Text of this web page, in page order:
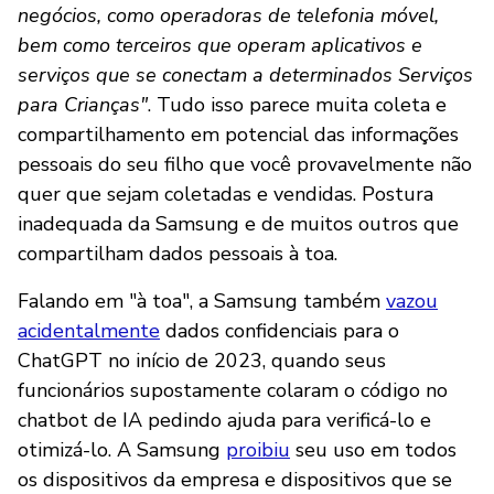
negócios, como operadoras de telefonia móvel,
bem como terceiros que operam aplicativos e
serviços que se conectam a determinados Serviços
para Crianças". Tudo isso parece muita coleta e
compartilhamento em potencial das informações
pessoais do seu filho que você provavelmente não
quer que sejam coletadas e vendidas. Postura
inadequada da Samsung e de muitos outros que
compartilham dados pessoais à toa.
Falando em "à toa", a Samsung também vazou
acidentalmente dados confidenciais para o
ChatGPT no início de 2023, quando seus
funcionários supostamente colaram o código no
chatbot de IA pedindo ajuda para verificá-lo e
otimizá-lo. A Samsung proibiu seu uso em todos
os dispositivos da empresa e dispositivos que se